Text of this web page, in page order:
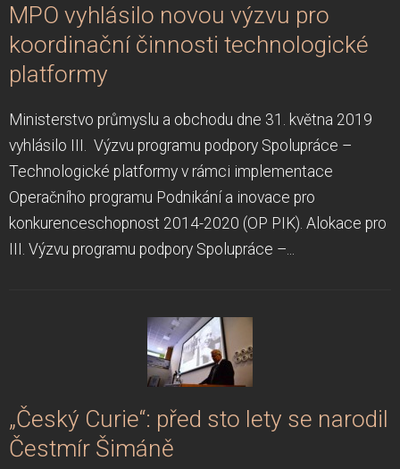
MPO vyhlásilo novou výzvu pro
koordinační činnosti technologické
platformy
Ministerstvo průmyslu a obchodu dne 31. května 2019
vyhlásilo III. Výzvu programu podpory Spolupráce –
Technologické platformy v rámci implementace
Operačního programu Podnikání a inovace pro
konkurenceschopnost 2014-2020 (OP PIK). Alokace pro
III. Výzvu programu podpory Spolupráce –...
„Český Curie“: před sto lety se narodil
Čestmír Šimáně